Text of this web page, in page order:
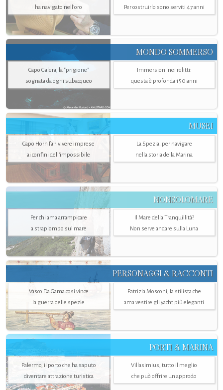
ha navigato nell’oro
Per costruirlo sono serviti 47 anni
MONDO SOMMERSO
Capo Galera, la "prigione"
sognata da ogni subacqueo
Immersioni nei relitti:
questa è profonda 150 anni
MUSEI
Capo Horn fa rivivere imprese
ai confini dell’impossibile
La Spezia. per navigare
nella storia della Marina
NONSOLOMARE
Per chi ama arrampicare
a strapiombo sul mare
Il Mare della Tranquillità?
Non serve andare sulla Luna
PERSONAGGI & RACCONTI
Vasco Da Gama così vince
la guerra delle spezie
Patrizia Mosconi, la stilista che
ama vestire gli yacht più eleganti
PORTI & MARINA
Palermo, il porto che ha saputo
diventare attrazione turistica
Villasimius, tutto il meglio
che può offrire un approdo